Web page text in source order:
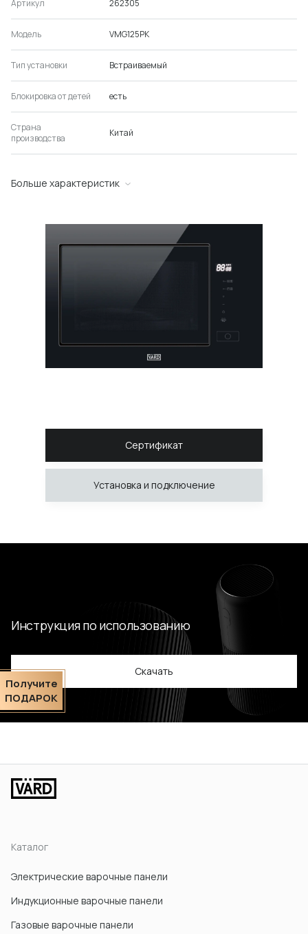
Получите
ПОДАРОК
Артикул 262305
Модель VMG125PK
Тип установки Встраиваемый
Блокировка от детей есть
Страна
производства
Китай
Больше характеристик
Сертификат
Установка и подключение
Инструкция по использованию
Скачать
Каталог
Электрические варочные панели
Индукционные варочные панели
Газовые варочные панели